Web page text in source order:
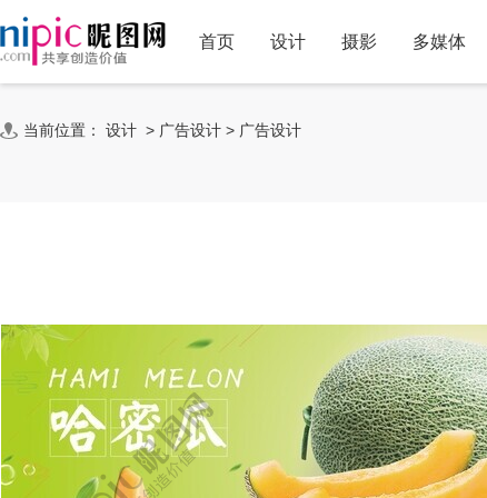
首页 设计 摄影 多媒体
当前位置： 设计 > 广告设计 > 广告设计